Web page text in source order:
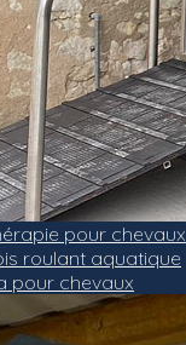
pour chevaux
roulant aquatique
pour chevaux